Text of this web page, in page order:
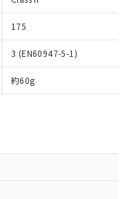
175
3 (EN60947-5-1)
約60g
に漏洩または開
す。
リスト作成サー
くには、I-Web
ている必要が
利用すること
、
により、予定
。
のすべてが基
す。
おいて有害物
深刻な影響を
。
売部門へお問
び3の内容を当
また当社は、
わる関係者が違
ある場合は、取
。
在庫状況の
ない機種